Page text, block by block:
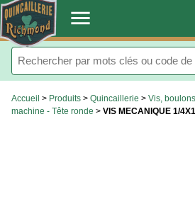
. menu
Accueil > Produits > Quincaillerie > Vis,
machine - Tête ronde > VIS MECANIQUE 1/